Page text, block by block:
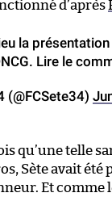
d’après
la
Lire le
(@FCSete34)
qu’une telle
Sète avait
Et comme